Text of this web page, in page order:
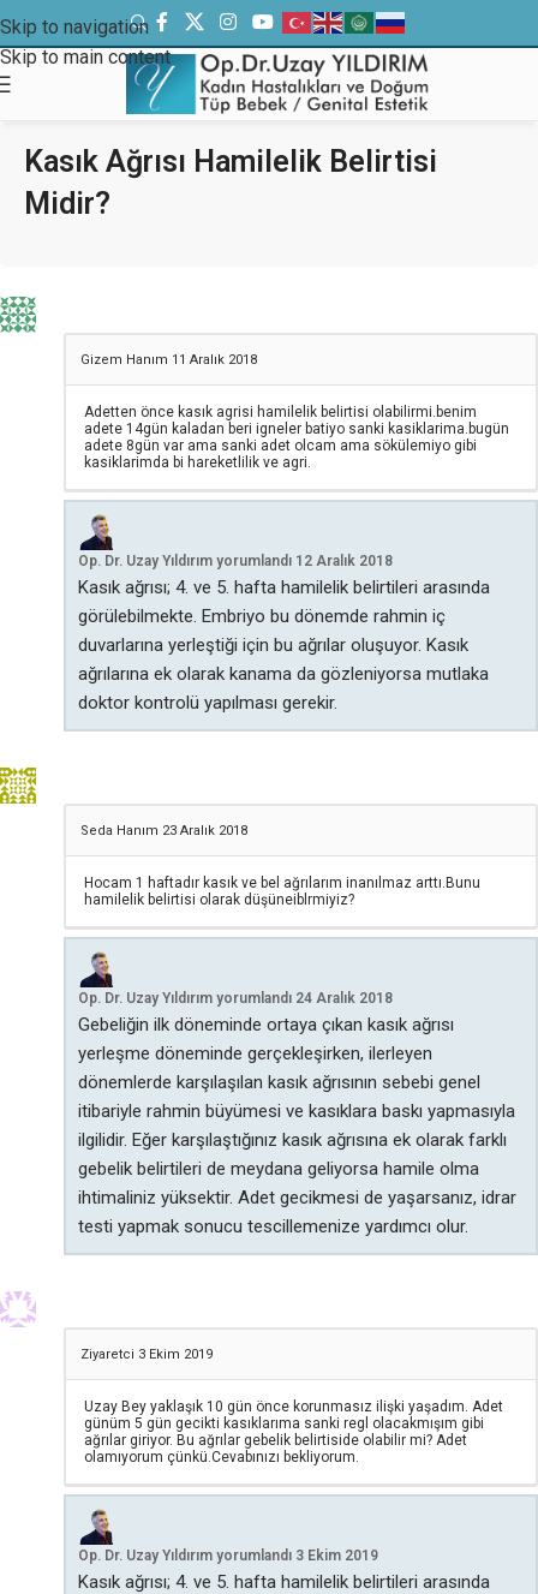
Skip to navigation
Skip to main content
Kasık Ağrısı Hamilelik Belirtisi
Midir?
Gizem Hanım 11 Aralık 2018
Adetten önce kasık agrisi hamilelik belirtisi olabilirmi.benim
adete 14gün kaladan beri igneler batiyo sanki kasiklarima.bugün
adete 8gün var ama sanki adet olcam ama sökülemiyo gibi
kasiklarimda bi hareketlilik ve agri.
Op. Dr. Uzay Yıldırım yorumlandı 12 Aralık 2018
Kasık ağrısı; 4. ve 5. hafta hamilelik belirtileri arasında
görülebilmekte. Embriyo bu dönemde rahmin iç
duvarlarına yerleştiği için bu ağrılar oluşuyor. Kasık
ağrılarına ek olarak kanama da gözleniyorsa mutlaka
doktor kontrolü yapılması gerekir.
Seda Hanım 23 Aralık 2018
Hocam 1 haftadır kasık ve bel ağrılarım inanılmaz arttı.Bunu
hamilelik belirtisi olarak düşüneiblrmiyiz?
Op. Dr. Uzay Yıldırım yorumlandı 24 Aralık 2018
Gebeliğin ilk döneminde ortaya çıkan kasık ağrısı
yerleşme döneminde gerçekleşirken, ilerleyen
dönemlerde karşılaşılan kasık ağrısının sebebi genel
itibariyle rahmin büyümesi ve kasıklara baskı yapmasıyla
ilgilidir. Eğer karşılaştığınız kasık ağrısına ek olarak farklı
gebelik belirtileri de meydana geliyorsa hamile olma
ihtimaliniz yüksektir. Adet gecikmesi de yaşarsanız, idrar
testi yapmak sonucu tescillemenize yardımcı olur.
Ziyaretci 3 Ekim 2019
Uzay Bey yaklaşık 10 gün önce korunmasız ilişki yaşadım. Adet
günüm 5 gün gecikti kasıklarıma sanki regl olacakmışım gibi
ağrılar giriyor. Bu ağrılar gebelik belirtiside olabilir mi? Adet
olamıyorum çünkü.Cevabınızı bekliyorum.
Op. Dr. Uzay Yıldırım yorumlandı 3 Ekim 2019
Kasık ağrısı; 4. ve 5. hafta hamilelik belirtileri arasında